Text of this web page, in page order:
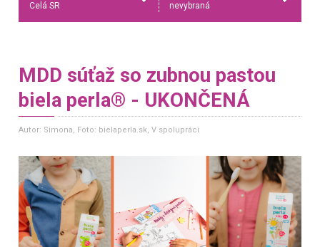
Celá SR nevybraná
MDD súťaž so zubnou pastou
biela perla® - UKONČENÁ
Autor: Simona, Foto: bielaperla.sk, V spolupráci